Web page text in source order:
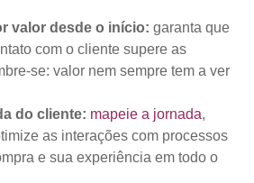
valor desde o início: garanta que
com o cliente supere as
se: valor nem sempre tem a ver
do cliente: mapeie a jornada,
as interações com processos
e sua experiência em todo o